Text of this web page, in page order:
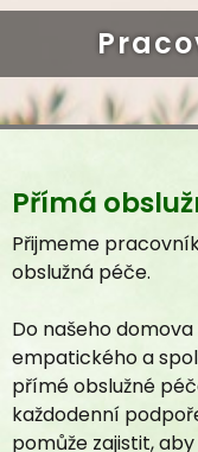
Domov se
Veřejný
Povinně
Zveřejnění
Žádosti a
O nás
Naše činnost
Fotogalerie
Aktuality
Přímá obslužná
Přijmeme
obslužná péče.
Do našeho
empatického a
přímé obslužné
každodenní
pomůže zajistit,